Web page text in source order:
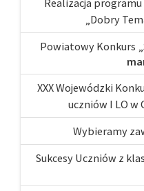
„Dobry
Powiatowy Konkurs
XXX Wojewódzki
uczniów I LO w
Wybieramy
Sukcesy Uczniów z